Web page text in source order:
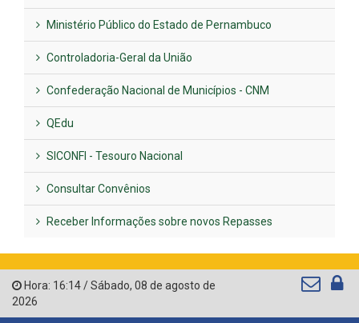
Ministério Público do Estado de Pernambuco
Controladoria-Geral da União
Confederação Nacional de Municípios - CNM
QEdu
SICONFI - Tesouro Nacional
Consultar Convênios
Receber Informações sobre novos Repasses
Hora: 16:14/Sábado, 08 de agosto de
2026